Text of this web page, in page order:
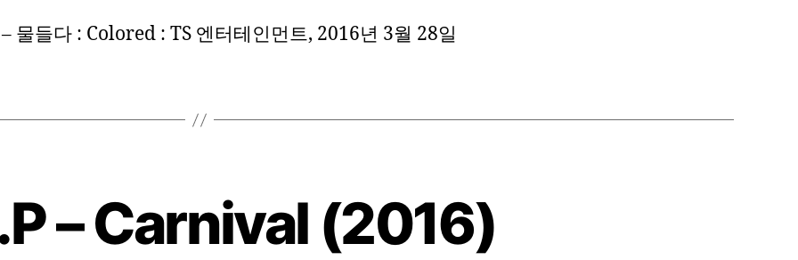
물들다 : Colored : TS 엔터테인먼트, 2016년 3월 28일
– Carnival (2016)